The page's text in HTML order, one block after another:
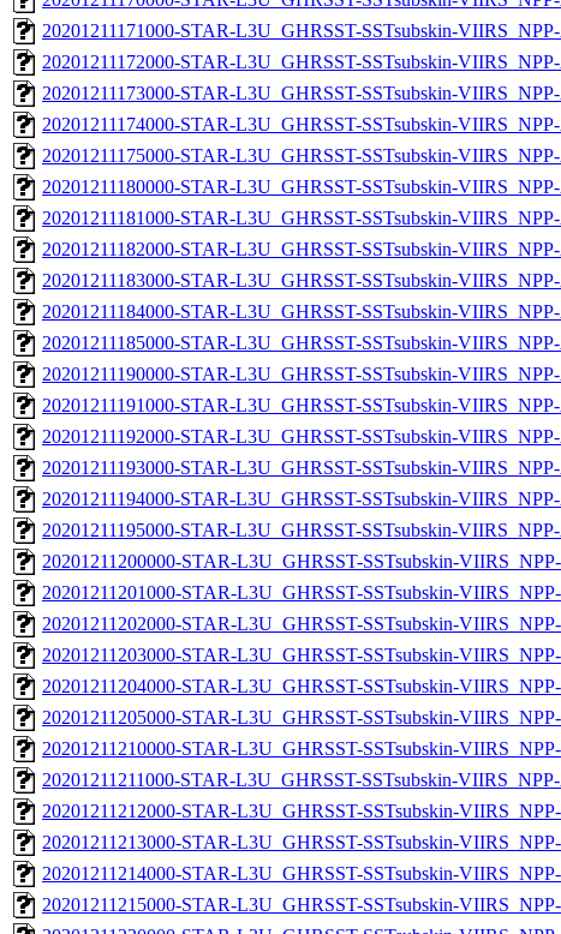
20201211171000-STAR-L3U_GHRSST-SSTsubskin-
20201211172000-STAR-L3U_GHRSST-SSTsubskin-
20201211173000-STAR-L3U_GHRSST-SSTsubskin-
20201211174000-STAR-L3U_GHRSST-SSTsubskin-
20201211175000-STAR-L3U_GHRSST-SSTsubskin-
20201211180000-STAR-L3U_GHRSST-SSTsubskin-
20201211181000-STAR-L3U_GHRSST-SSTsubskin-
20201211182000-STAR-L3U_GHRSST-SSTsubskin-
20201211183000-STAR-L3U_GHRSST-SSTsubskin-
20201211184000-STAR-L3U_GHRSST-SSTsubskin-
20201211185000-STAR-L3U_GHRSST-SSTsubskin-
20201211190000-STAR-L3U_GHRSST-SSTsubskin-
20201211191000-STAR-L3U_GHRSST-SSTsubskin-
20201211192000-STAR-L3U_GHRSST-SSTsubskin-
20201211193000-STAR-L3U_GHRSST-SSTsubskin-
20201211194000-STAR-L3U_GHRSST-SSTsubskin-
20201211195000-STAR-L3U_GHRSST-SSTsubskin-
20201211200000-STAR-L3U_GHRSST-SSTsubskin-
20201211201000-STAR-L3U_GHRSST-SSTsubskin-
20201211202000-STAR-L3U_GHRSST-SSTsubskin-
20201211203000-STAR-L3U_GHRSST-SSTsubskin-
20201211204000-STAR-L3U_GHRSST-SSTsubskin-
20201211205000-STAR-L3U_GHRSST-SSTsubskin-
20201211210000-STAR-L3U_GHRSST-SSTsubskin-
20201211211000-STAR-L3U_GHRSST-SSTsubskin-
20201211212000-STAR-L3U_GHRSST-SSTsubskin-
20201211213000-STAR-L3U_GHRSST-SSTsubskin-
20201211214000-STAR-L3U_GHRSST-SSTsubskin-
20201211215000-STAR-L3U_GHRSST-SSTsubskin-